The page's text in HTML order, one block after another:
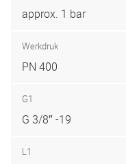
approx. 1 bar
Werkdruk
PN 400
G1
G 3/8″ -19
L1